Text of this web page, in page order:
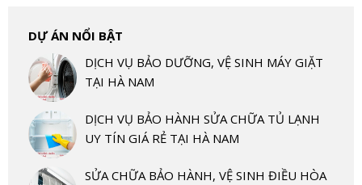
DỰ ÁN NỔI BẬT
DỊCH VỤ BẢO DƯỠNG, VỆ SINH MÁY GIẶT
TẠI HÀ NAM
DỊCH VỤ BẢO HÀNH SỬA CHỮA TỦ LẠNH
UY TÍN GIÁ RẺ TẠI HÀ NAM
SỬA CHỮA BẢO HÀNH, VỆ SINH ĐIỀU HÒA